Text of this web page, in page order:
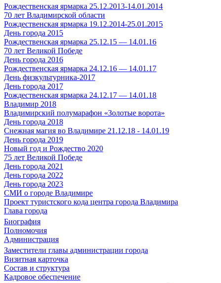
Рождественская ярмарка 25.12.2013-14.01.2014
70 лет Владимирской области
Рождественская ярмарка 19.12.2014-25.01.2015
День города 2015
Рождественская ярмарка 25.12.15 — 14.01.16
70 лет Великой Победе
День города 2016
Рождественская ярмарка 24.12.16 — 14.01.17
День физкультурника-2017
День города 2017
Рождественская ярмарка 24.12.17 — 14.01.18
Владимир 2018
Владимирский полумарафон «Золотые ворота»
День города 2018
Снежная магия во Владимире 21.12.18 - 14.01.19
День города 2019
Новый год и Рождество 2020
75 лет Великой Победе
День города 2021
День города 2022
День города 2023
СМИ о городе Владимире
Проект туристского кода центра города Владимира
Глава города
Биография
Полномочия
Администрация
Заместители главы администрации города
Визитная карточка
Состав и структура
Кадровое обеспечение